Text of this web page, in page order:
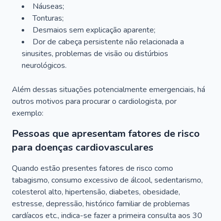
Náuseas;
Tonturas;
Desmaios sem explicação aparente;
Dor de cabeça persistente não relacionada a
sinusites, problemas de visão ou distúrbios
neurológicos.
Além dessas situações potencialmente emergenciais, há
outros motivos para procurar o cardiologista, por
exemplo:
Pessoas que apresentam fatores de risco
para doenças cardiovasculares
Quando estão presentes fatores de risco como
tabagismo, consumo excessivo de álcool, sedentarismo,
colesterol alto, hipertensão, diabetes, obesidade,
estresse, depressão, histórico familiar de problemas
cardíacos etc., indica-se fazer a primeira consulta aos 30